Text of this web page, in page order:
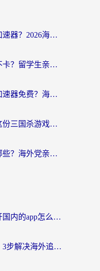
国外打魔渊之刃用什么加速器？2026海外玩家国服游戏加速全攻略（附闪耀暖暖&复苏的魔女避坑指南）
在美国怎么打英雄联盟不卡？留学生亲测的国服游戏加速全攻略
国外玩无尽冬日用什么加速器免费？海外党国服游戏加速避坑指南
海外玩三国杀总卡顿？这份三国杀游戏加速器指南帮你告别延迟烦恼
火影忍者美国加速器有哪些？海外党亲测的国服游戏加速全攻略（含菲律宾玩三国之刃守望黎明技巧）
海外党必看：国外打不开国内的app怎么办？3步解决你的乡愁
优酷会员在海外能看吗？3步解决海外追剧难题，附实测好用加速器推荐